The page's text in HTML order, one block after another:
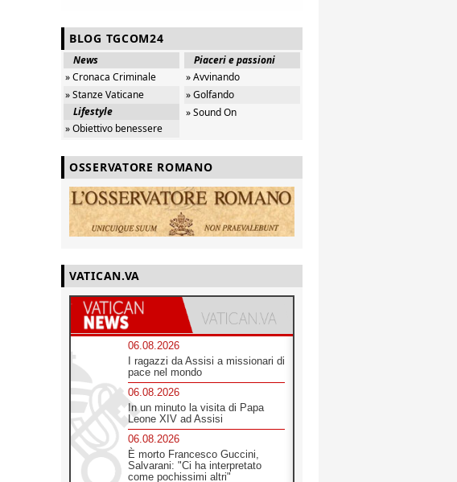
BLOG TGCOM24
News
» Cronaca Criminale
» Stanze Vaticane
Lifestyle
» Obiettivo benessere
Piaceri e passioni
» Avvinando
» Golfando
» Sound On
OSSERVATORE ROMANO
VATICAN.VA
06.08.2026
I ragazzi da Assisi a missionari di
pace nel mondo
06.08.2026
In un minuto la visita di Papa
Leone XIV ad Assisi
06.08.2026
È morto Francesco Guccini,
Salvarani: "Ci ha interpretato
come pochissimi altri"